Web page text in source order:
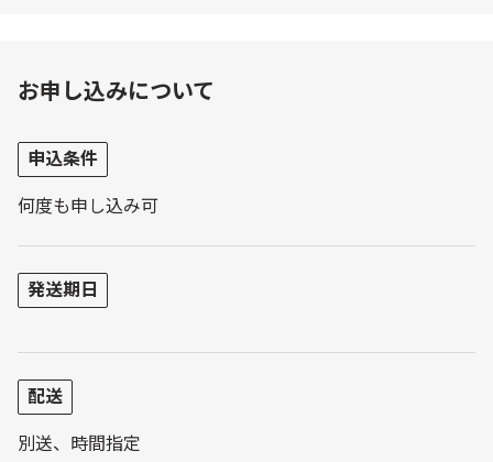
お申し込みについて
申込条件
何度も申し込み可
発送期日
配送
別送、時間指定